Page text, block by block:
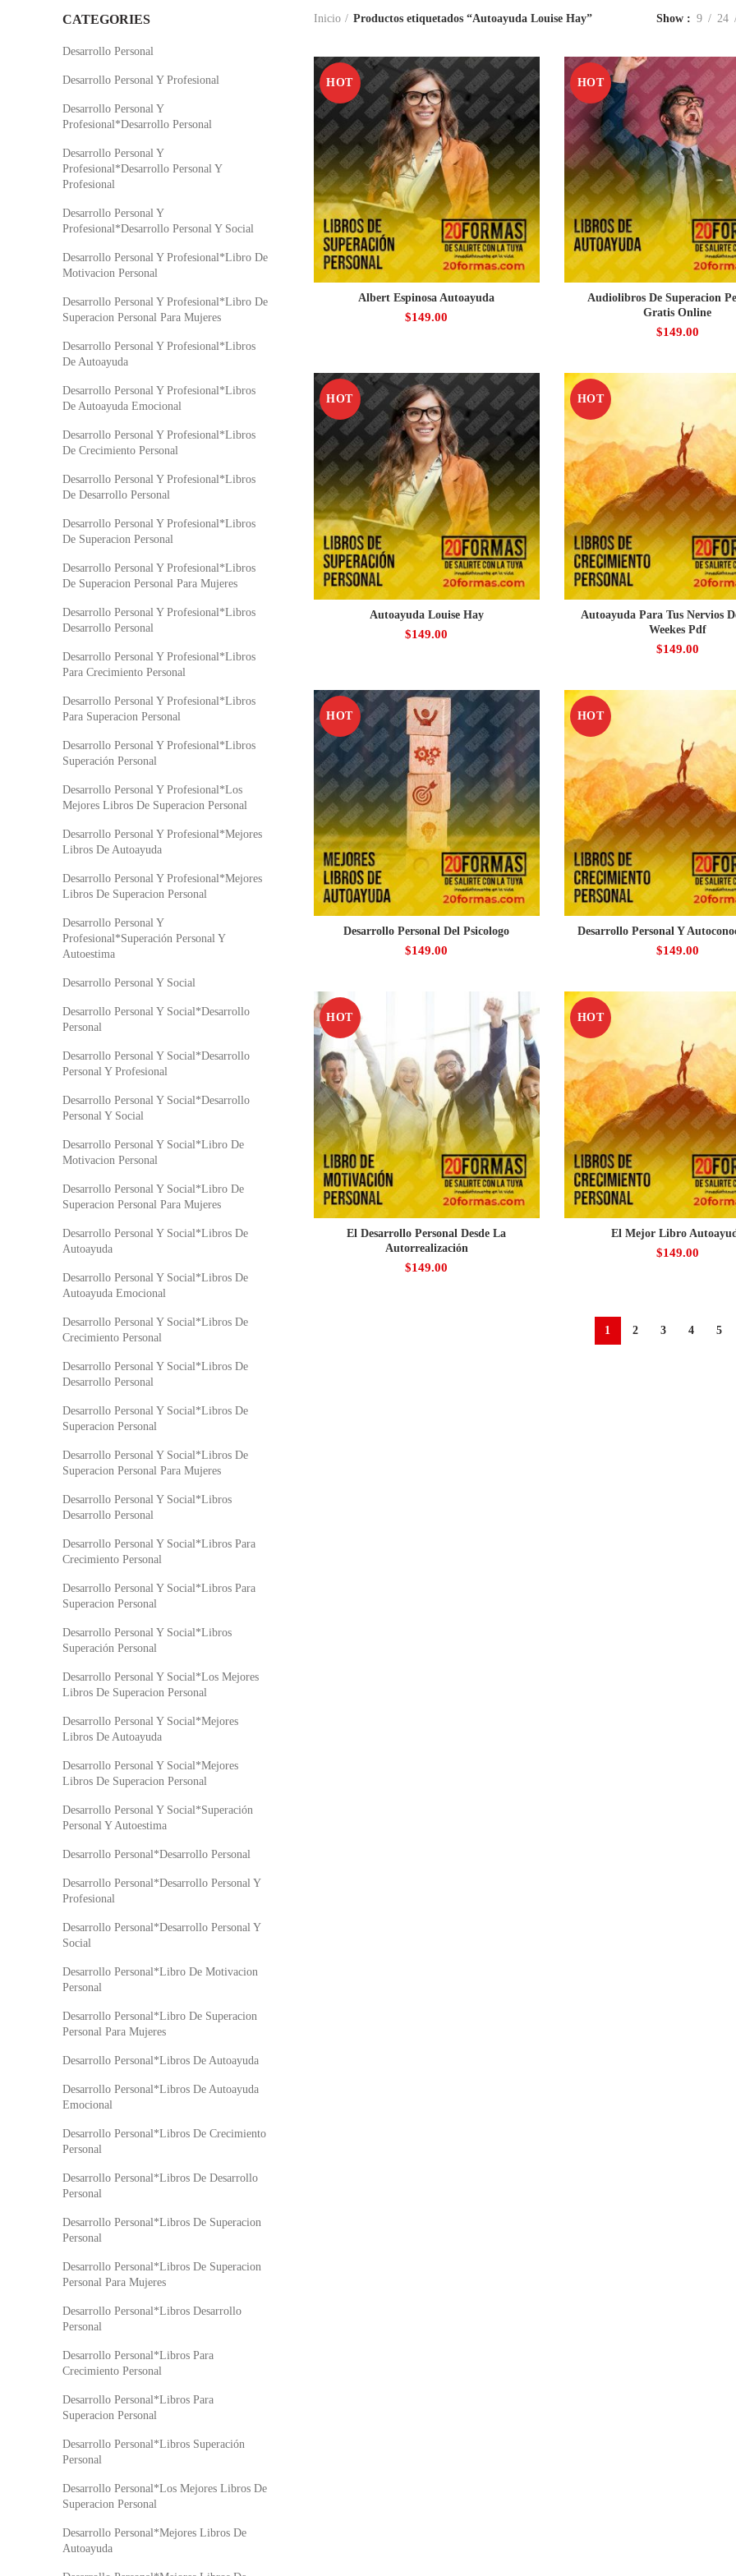
Inicio Productos etiquetados “Autoayuda Louise Hay” Show 9 24
HOT
Albert Espinosa Autoayuda
$149.00
HOT
Audiolibros De Superacion
Gratis Online
$149.00
HOT
Autoayuda Louise Hay
$149.00
HOT
Autoayuda Para Tus Nervios
Weekes Pdf
$149.00
HOT
Desarrollo Personal Del Psicologo
$149.00
HOT
Desarrollo Personal Y
$149.00
HOT
El Desarrollo Personal Desde La
Autorrealización
$149.00
HOT
El Mejor Libro
$149.00
1 2 3 4 5
CATEGORIES
Desarrollo Personal
Desarrollo Personal Y Profesional
Desarrollo Personal Y
Profesional*Desarrollo Personal
Desarrollo Personal Y
Profesional*Desarrollo Personal Y
Profesional
Desarrollo Personal Y
Profesional*Desarrollo Personal Y Social
Desarrollo Personal Y Profesional*Libro De
Motivacion Personal
Desarrollo Personal Y Profesional*Libro De
Superacion Personal Para Mujeres
Desarrollo Personal Y Profesional*Libros
De Autoayuda
Desarrollo Personal Y Profesional*Libros
De Autoayuda Emocional
Desarrollo Personal Y Profesional*Libros
De Crecimiento Personal
Desarrollo Personal Y Profesional*Libros
De Desarrollo Personal
Desarrollo Personal Y Profesional*Libros
De Superacion Personal
Desarrollo Personal Y Profesional*Libros
De Superacion Personal Para Mujeres
Desarrollo Personal Y Profesional*Libros
Desarrollo Personal
Desarrollo Personal Y Profesional*Libros
Para Crecimiento Personal
Desarrollo Personal Y Profesional*Libros
Para Superacion Personal
Desarrollo Personal Y Profesional*Libros
Superación Personal
Desarrollo Personal Y Profesional*Los
Mejores Libros De Superacion Personal
Desarrollo Personal Y Profesional*Mejores
Libros De Autoayuda
Desarrollo Personal Y Profesional*Mejores
Libros De Superacion Personal
Desarrollo Personal Y
Profesional*Superación Personal Y
Autoestima
Desarrollo Personal Y Social
Desarrollo Personal Y Social*Desarrollo
Personal
Desarrollo Personal Y Social*Desarrollo
Personal Y Profesional
Desarrollo Personal Y Social*Desarrollo
Personal Y Social
Desarrollo Personal Y Social*Libro De
Motivacion Personal
Desarrollo Personal Y Social*Libro De
Superacion Personal Para Mujeres
Desarrollo Personal Y Social*Libros De
Autoayuda
Desarrollo Personal Y Social*Libros De
Autoayuda Emocional
Desarrollo Personal Y Social*Libros De
Crecimiento Personal
Desarrollo Personal Y Social*Libros De
Desarrollo Personal
Desarrollo Personal Y Social*Libros De
Superacion Personal
Desarrollo Personal Y Social*Libros De
Superacion Personal Para Mujeres
Desarrollo Personal Y Social*Libros
Desarrollo Personal
Desarrollo Personal Y Social*Libros Para
Crecimiento Personal
Desarrollo Personal Y Social*Libros Para
Superacion Personal
Desarrollo Personal Y Social*Libros
Superación Personal
Desarrollo Personal Y Social*Los Mejores
Libros De Superacion Personal
Desarrollo Personal Y Social*Mejores
Libros De Autoayuda
Desarrollo Personal Y Social*Mejores
Libros De Superacion Personal
Desarrollo Personal Y Social*Superación
Personal Y Autoestima
Desarrollo Personal*Desarrollo Personal
Desarrollo Personal*Desarrollo Personal Y
Profesional
Desarrollo Personal*Desarrollo Personal Y
Social
Desarrollo Personal*Libro De Motivacion
Personal
Desarrollo Personal*Libro De Superacion
Personal Para Mujeres
Desarrollo Personal*Libros De Autoayuda
Desarrollo Personal*Libros De Autoayuda
Emocional
Desarrollo Personal*Libros De Crecimiento
Personal
Desarrollo Personal*Libros De Desarrollo
Personal
Desarrollo Personal*Libros De Superacion
Personal
Desarrollo Personal*Libros De Superacion
Personal Para Mujeres
Desarrollo Personal*Libros Desarrollo
Personal
Desarrollo Personal*Libros Para
Crecimiento Personal
Desarrollo Personal*Libros Para
Superacion Personal
Desarrollo Personal*Libros Superación
Personal
Desarrollo Personal*Los Mejores Libros De
Superacion Personal
Desarrollo Personal*Mejores Libros De
Autoayuda